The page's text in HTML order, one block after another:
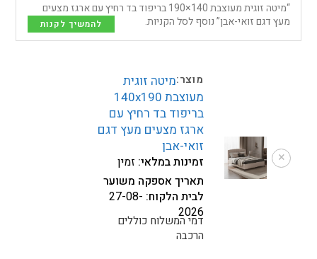
“מיטה זוגית מעוצבת 140×190 בריפוד בד רחיץ עם ארגז מצעים
מעץ דגם זואי-אבן” נוסף לסל הקניות.
להמשיך לקנות
×
מיטה זוגית
מעוצבת 140x190
בריפוד בד רחיץ עם
ארגז מצעים מעץ דגם
זואי-אבן
זמינות במלאי: זמין
תאריך אספקה משוער
לבית הלקוח: 27-08-
2026
דמי המשלוח כוללים
הרכבה